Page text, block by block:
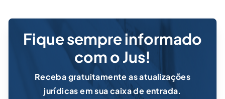
Fique sempre informado
com o Jus!
Receba gratuitamente as atualizações
jurídicas em sua caixa de entrada.